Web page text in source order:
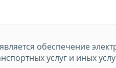
обеспечение
услуг и иных